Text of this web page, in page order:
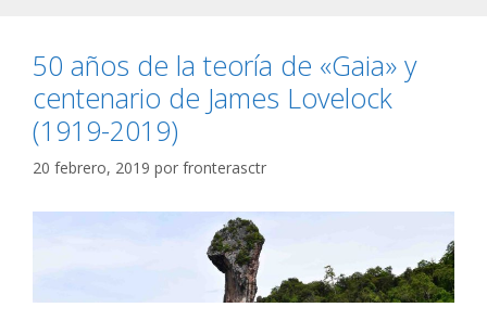
50 años de la teoría de «Gaia» y
centenario de James Lovelock
(1919-2019)
20 febrero, 2019 por fronterasctr